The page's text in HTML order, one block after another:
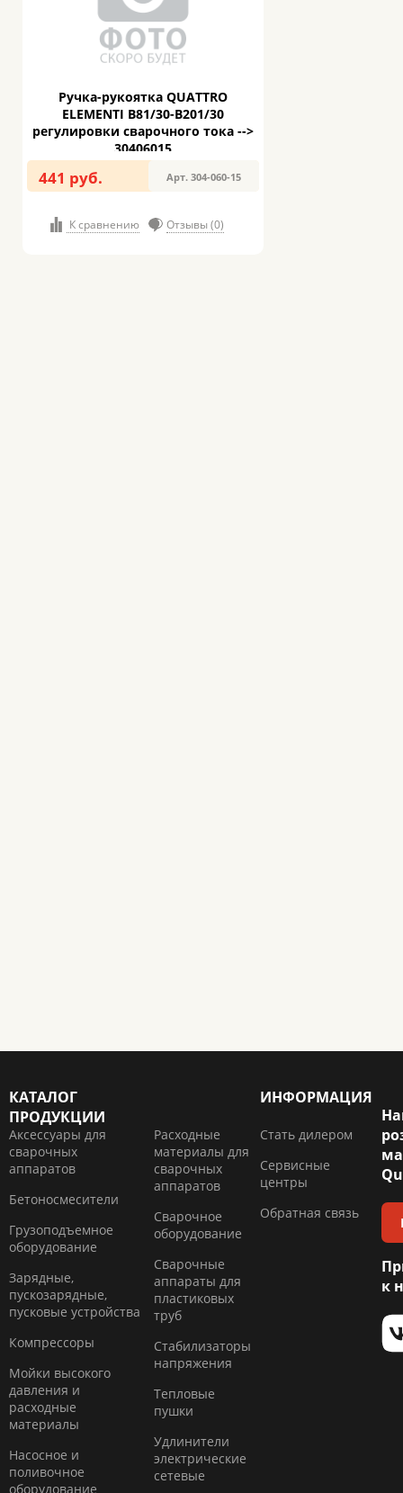
Ручка-рукоятка QUATTRO
ELEMENTI B81/30-B201/30
регулировки сварочного тока -->
30406015
441 руб. Арт. 304-060-15
К сравнению Отзывы (0)
КАТАЛОГ
ПРОДУКЦИИ
Аксессуары для
сварочных
аппаратов
Бетоносмесители
Грузоподъемное
оборудование
Зарядные,
пускозарядные,
пусковые устройства
Компресcоры
Мойки высокого
давления и
расходные
материалы
Насосное и
поливочное
оборудование
Расходные
материалы для
сварочных
аппаратов
Сварочное
оборудование
Сварочные
аппараты для
пластиковых
труб
Стабилизаторы
напряжения
Тепловые
пушки
Удлинители
электрические
сетевые
ИНФОРМАЦИЯ
Стать дилером
Сервисные
центры
Обратная связь
к